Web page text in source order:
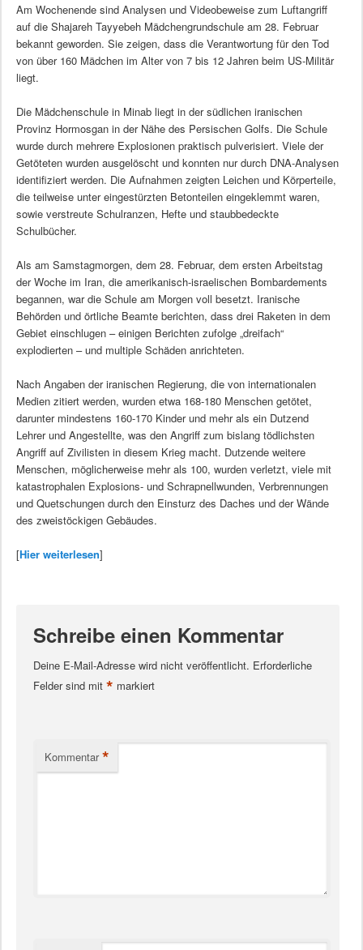
Am Wochenende sind Analysen und Videobeweise zum Luftangriff
auf die Shajareh Tayyebeh Mädchengrundschule am 28. Februar
bekannt geworden. Sie zeigen, dass die Verantwortung für den Tod
von über 160 Mädchen im Alter von 7 bis 12 Jahren beim US-Militär
liegt.
Die Mädchenschule in Minab liegt in der südlichen iranischen
Provinz Hormosgan in der Nähe des Persischen Golfs. Die Schule
wurde durch mehrere Explosionen praktisch pulverisiert. Viele der
Getöteten wurden ausgelöscht und konnten nur durch DNA-Analysen
identifiziert werden. Die Aufnahmen zeigten Leichen und Körperteile,
die teilweise unter eingestürzten Betonteilen eingeklemmt waren,
sowie verstreute Schulranzen, Hefte und staubbedeckte
Schulbücher.
Als am Samstagmorgen, dem 28. Februar, dem ersten Arbeitstag
der Woche im Iran, die amerikanisch-israelischen Bombardements
begannen, war die Schule am Morgen voll besetzt. Iranische
Behörden und örtliche Beamte berichten, dass drei Raketen in dem
Gebiet einschlugen – einigen Berichten zufolge „dreifach“
explodierten – und multiple Schäden anrichteten.
Nach Angaben der iranischen Regierung, die von internationalen
Medien zitiert werden, wurden etwa 168-180 Menschen getötet,
darunter mindestens 160-170 Kinder und mehr als ein Dutzend
Lehrer und Angestellte, was den Angriff zum bislang tödlichsten
Angriff auf Zivilisten in diesem Krieg macht. Dutzende weitere
Menschen, möglicherweise mehr als 100, wurden verletzt, viele mit
katastrophalen Explosions- und Schrapnellwunden, Verbrennungen
und Quetschungen durch den Einsturz des Daches und der Wände
des zweistöckigen Gebäudes.
[Hier weiterlesen]
Schreibe einen Kommentar
Deine E-Mail-Adresse wird nicht veröffentlicht. Erforderliche
Felder sind mit * markiert
Kommentar *